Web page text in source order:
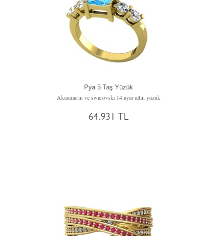
Pya 5 Taş Yüzük
Akuamarin ve swarovski 14 ayar altın yüzük
64.931 TL